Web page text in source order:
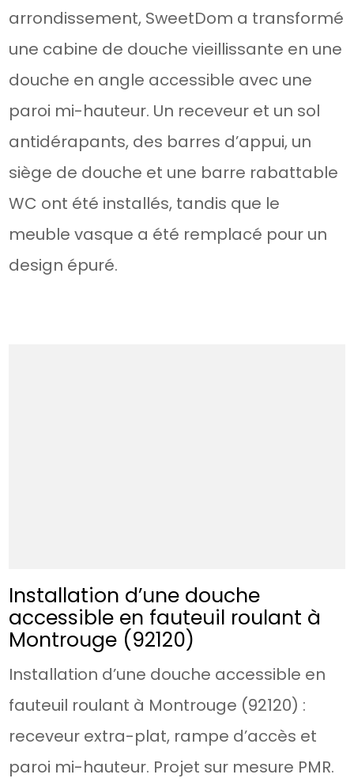
arrondissement, SweetDom a transformé
une cabine de douche vieillissante en une
douche en angle accessible avec une
paroi mi-hauteur. Un receveur et un sol
antidérapants, des barres d’appui, un
siège de douche et une barre rabattable
WC ont été installés, tandis que le
meuble vasque a été remplacé pour un
design épuré.
Installation d’une douche
accessible en fauteuil roulant à
Montrouge (92120)
Installation d’une douche accessible en
fauteuil roulant à Montrouge (92120) :
receveur extra-plat, rampe d’accès et
paroi mi-hauteur. Projet sur mesure PMR.